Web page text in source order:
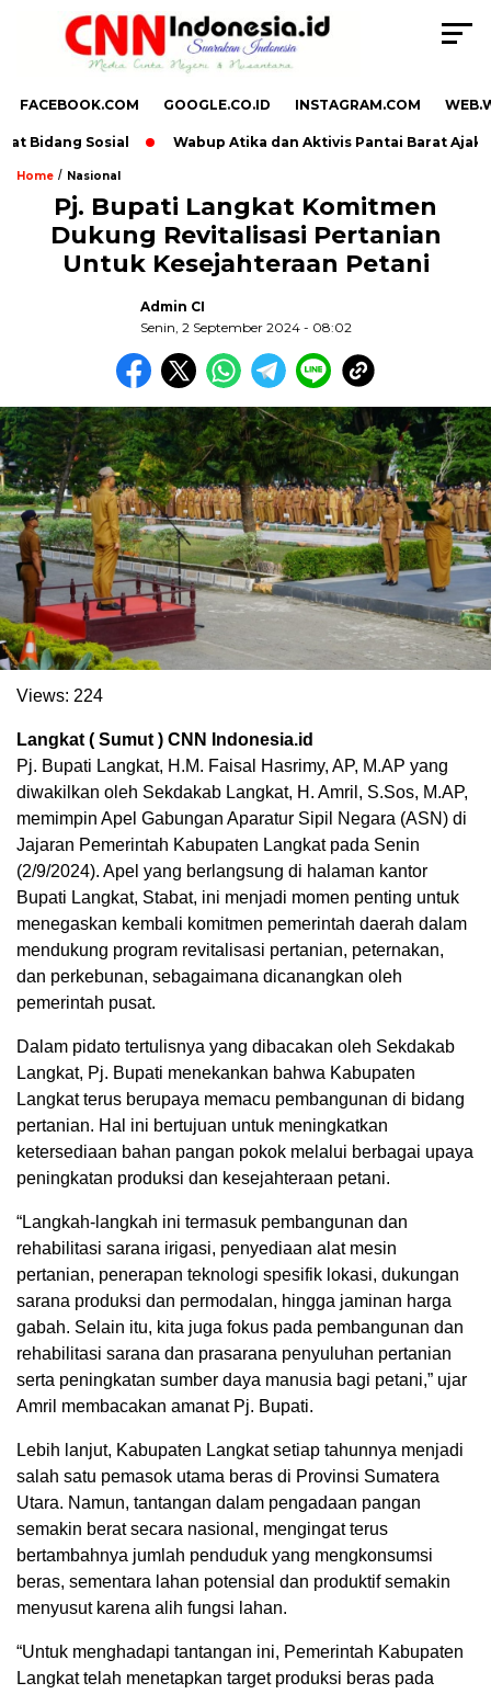
FACEBOOK.COM GOOGLE.CO.ID INSTAGRAM.COM
Bidang Sosial Wabup Atika dan Aktivis Pantai Barat Ajak
Home / Nasional
Pj. Bupati Langkat Komitmen
Dukung Revitalisasi Pertanian
Untuk Kesejahteraan Petani
Admin CI
Senin, 2 September 2024 - 08:02
Views: 224
Langkat ( Sumut ) CNN Indonesia.id
Pj. Bupati Langkat, H.M. Faisal Hasrimy, AP, M.AP yang
diwakilkan oleh Sekdakab Langkat, H. Amril, S.Sos, M.AP,
memimpin Apel Gabungan Aparatur Sipil Negara (ASN) di
Jajaran Pemerintah Kabupaten Langkat pada Senin
(2/9/2024). Apel yang berlangsung di halaman kantor
Bupati Langkat, Stabat, ini menjadi momen penting untuk
menegaskan kembali komitmen pemerintah daerah dalam
mendukung program revitalisasi pertanian, peternakan,
dan perkebunan, sebagaimana dicanangkan oleh
pemerintah pusat.
Dalam pidato tertulisnya yang dibacakan oleh Sekdakab
Langkat, Pj. Bupati menekankan bahwa Kabupaten
Langkat terus berupaya memacu pembangunan di bidang
pertanian. Hal ini bertujuan untuk meningkatkan
ketersediaan bahan pangan pokok melalui berbagai upaya
peningkatan produksi dan kesejahteraan petani.
“Langkah-langkah ini termasuk pembangunan dan
rehabilitasi sarana irigasi, penyediaan alat mesin
pertanian, penerapan teknologi spesifik lokasi, dukungan
sarana produksi dan permodalan, hingga jaminan harga
gabah. Selain itu, kita juga fokus pada pembangunan dan
rehabilitasi sarana dan prasarana penyuluhan pertanian
serta peningkatan sumber daya manusia bagi petani,” ujar
Amril membacakan amanat Pj. Bupati.
Lebih lanjut, Kabupaten Langkat setiap tahunnya menjadi
salah satu pemasok utama beras di Provinsi Sumatera
Utara. Namun, tantangan dalam pengadaan pangan
semakin berat secara nasional, mengingat terus
bertambahnya jumlah penduduk yang mengkonsumsi
beras, sementara lahan potensial dan produktif semakin
menyusut karena alih fungsi lahan.
“Untuk menghadapi tantangan ini, Pemerintah Kabupaten
Langkat telah menetapkan target produksi beras pada